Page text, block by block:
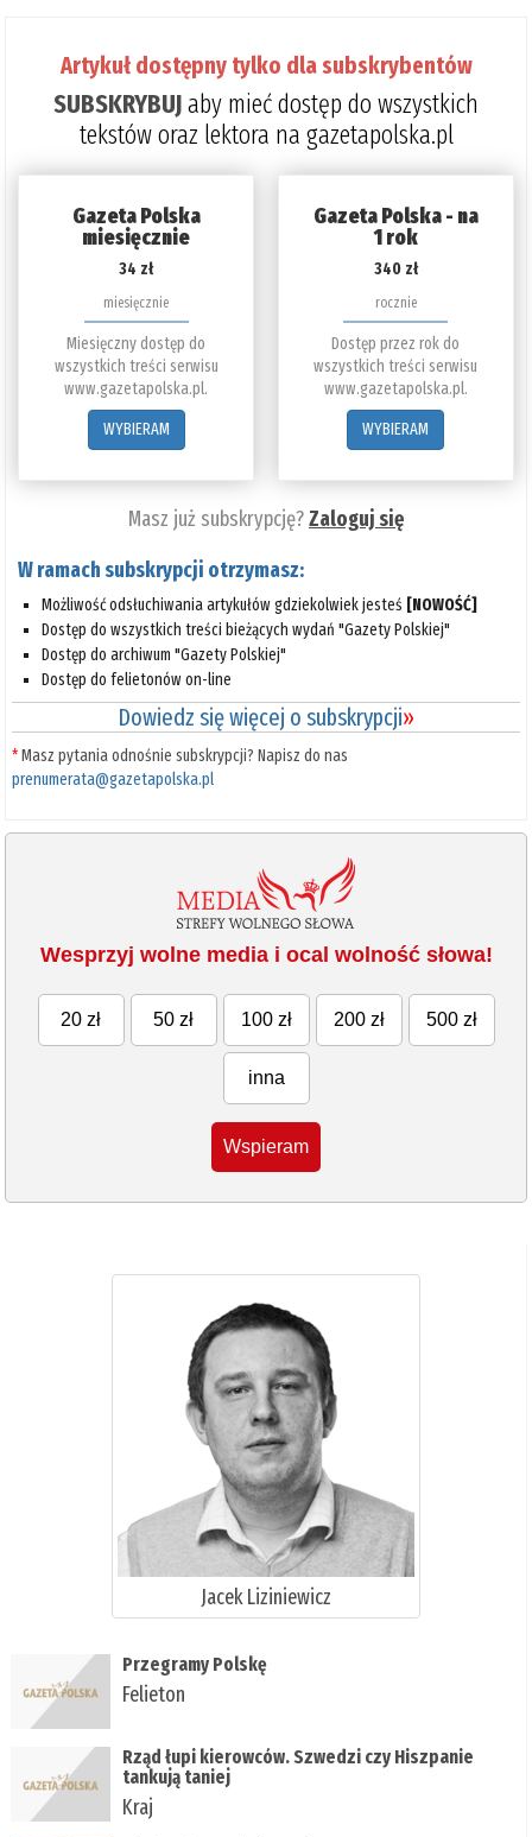
Artykuł dostępny tylko dla subskrybentów
SUBSKRYBUJaby mieć dostęp do wszystkich
tekstów oraz lektora na gazetapolska.pl
Gazeta Polska
miesięcznie
34 zł
miesięcznie
Miesięczny dostęp do
wszystkich treści serwisu
www.gazetapolska.pl.
WYBIERAM
Gazeta Polska - na
1 rok
340 zł
rocznie
Dostęp przez rok do
wszystkich treści serwisu
www.gazetapolska.pl.
WYBIERAM
Masz już subskrypcję?Zaloguj się
W ramach subskrypcji otrzymasz:
Możliwość odsłuchiwania artykułów gdziekolwiek jesteś [NOWOŚĆ]
Dostęp do wszystkich treści bieżących wydań "Gazety Polskiej"
Dostęp do archiwum "Gazety Polskiej"
Dostęp do felietonów on-line
Dowiedz się więcej o subskrypcji»
*Masz pytania odnośnie subskrypcji? Napisz do nas
prenumerata@gazetapolska.pl
Wesprzyj wolne media i ocal wolność słowa!
20 zł 50 zł 100 zł 200 zł 500 zł
inna
Wspieram
Jacek Liziniewicz
Przegramy Polskę
Felieton
Rząd łupi kierowców. Szwedzi czy Hiszpanie
tankują taniej
Kraj